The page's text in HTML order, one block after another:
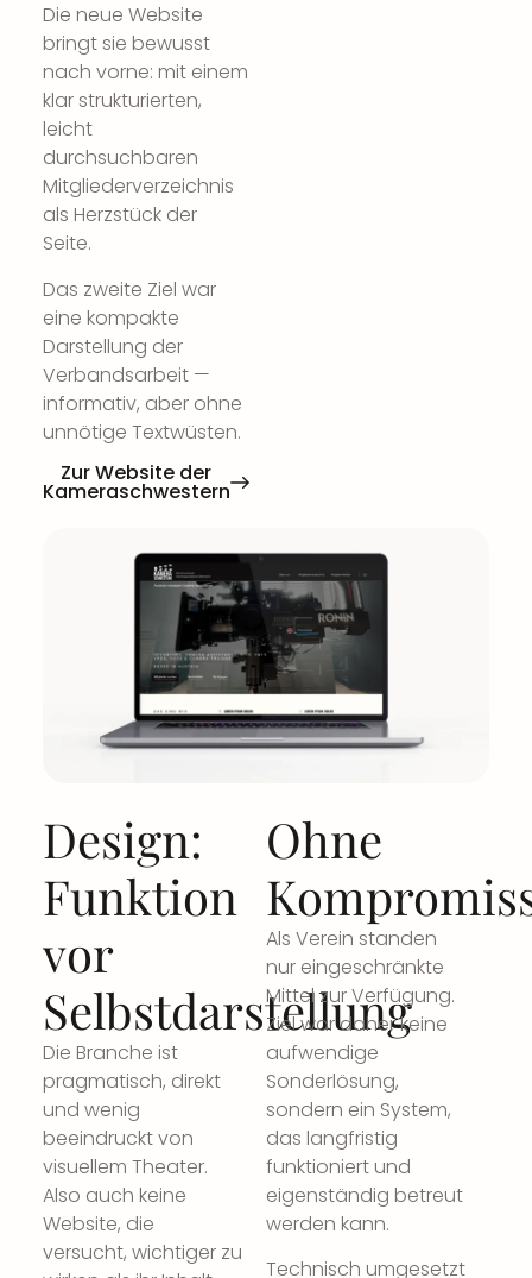
Die neue Website
bringt sie bewusst
nach vorne: mit einem
klar strukturierten,
leicht
durchsuchbaren
Mitgliederverzeichnis
als Herzstück der
Seite.
Das zweite Ziel war
eine kompakte
Darstellung der
Verbandsarbeit —
informativ, aber ohne
unnötige Textwüsten.
Zur Website der
Kameraschwestern
Design:
Funktion
vor
Selbstdarstellung
Die Branche ist
pragmatisch, direkt
und wenig
beeindruckt von
visuellem Theater.
Also auch keine
Website, die
versucht, wichtiger zu
Ohne
Als Verein standen
nur eingeschränkte
Mittel zur Verfügung.
Ziel war daher keine
aufwendige
Sonderlösung,
sondern ein System,
das langfristig
funktioniert und
eigenständig betreut
werden kann.
Technisch umgesetzt